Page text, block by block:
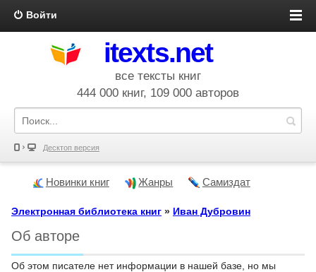
Войти
itexts.net
все тексты книг
444 000 книг, 109 000 авторов
Десктоп версия
Новинки книг Жанры Самиздат
Электронная библиотека книг » Иван Дубровин
Об авторе
Об этом писателе нет информации в нашей базе, но мы